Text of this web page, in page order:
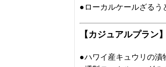
●ローカルケールざるう
【カジュアルプラン
●ハワイ産キュウリの漬